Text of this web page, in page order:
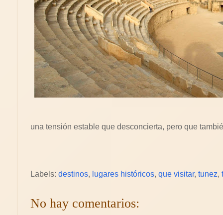
una tensión estable que desconcierta, pero que
Labels: destinos, lugares históricos, que visitar, tunez,
No hay comentarios: